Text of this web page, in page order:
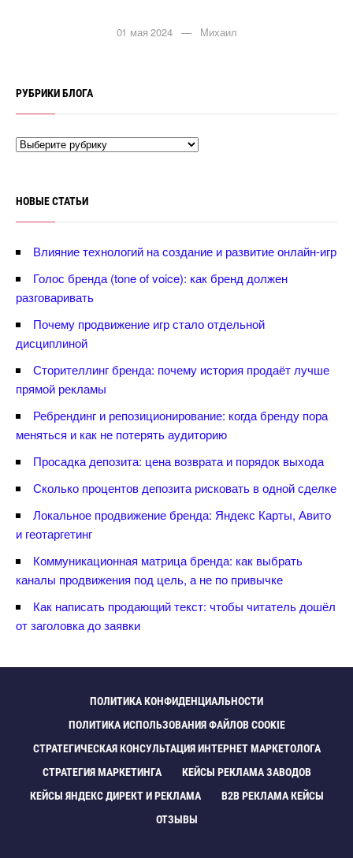
01 мая 2024 — Михаил
РУБРИКИ БЛОГА
НОВЫЕ СТАТЬИ
лияние технологий на создание и развитие онлайн-игр
Голос бренда (tone of voice): как бренд должен
разговаривать
Почему продвижение игр стало отдельной
дисциплиной
Сторителлинг бренда: почему история продаёт лучше
прямой рекламы
Ребрендинг и репозиционирование: когда бренду пора
меняться и как не потерять аудиторию
Просадка депозита: цена возврата и порядок выхода
Сколько процентов депозита рисковать в одной сделке
Локальное продвижение бренда: Яндекс Карты, Авито
и геотаргетин
Коммуникационная матрица бренда: как выбрать
каналы продвижения под цель, а не по привычке
Как написать продающий текст: чтобы читатель дошёл
от заголовка до заявки
ПОЛИТИКА КОНФИДЕНЦИАЛЬНОСТИ
ПОЛИТИКА ИСПОЛЬЗОВАНИЯ ФАЙЛОВ COOKIE
СТРАТЕГИЧЕСКАЯ КОНСУЛЬТАЦИЯ ИНТЕРНЕТ МАРКЕТОЛОГА
СТРАТЕГИЯ МАРКЕТИНГА
КЕЙСЫ РЕКЛАМА ЗАВОДО
КЕЙСЫ ЯНДЕКС ДИРЕКТ И РЕКЛАМА
B2B РЕКЛАМА КЕЙСЫ
ОТЗЫВЫ